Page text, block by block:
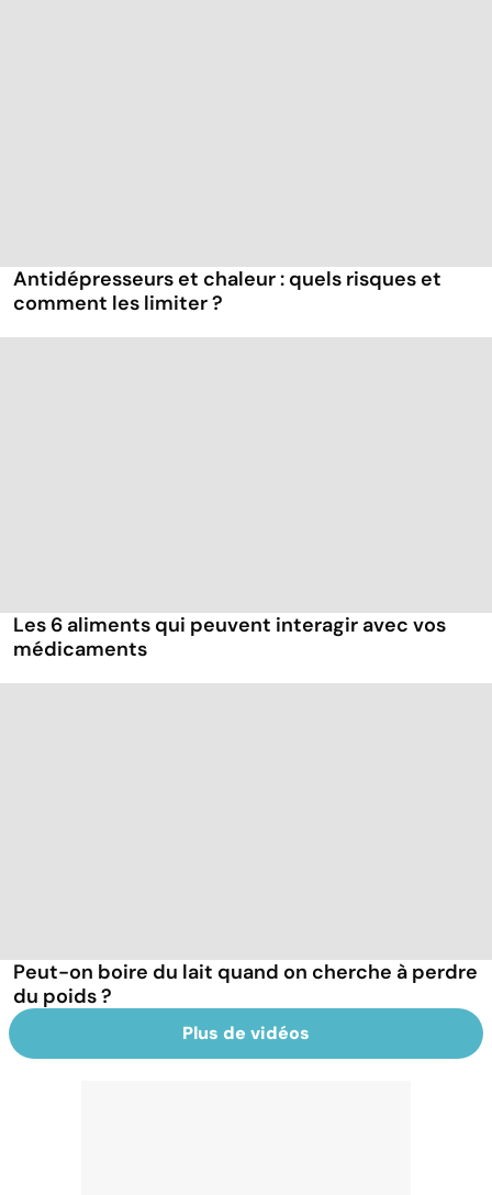
Antidépresseurs et chaleur : quels risques et
comment les limiter ?
Les 6 aliments qui peuvent interagir avec vos
médicaments
Peut-on boire du lait quand on cherche à perdre
du poids ?
Plus de vidéos